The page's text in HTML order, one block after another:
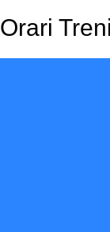
Orari